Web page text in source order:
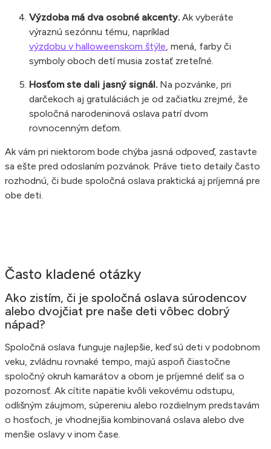
Výzdoba má dva osobné akcenty. Ak vyberáte
výraznú sezónnu tému, napríklad
výzdobu v halloweenskom štýle , mená, farby či
symboly oboch detí musia zostať zreteľné.
Hosťom ste dali jasný signál. Na pozvánke, pri
darčekoch aj gratuláciách je od začiatku zrejmé, že
spoločná narodeninová oslava patrí dvom
rovnocenným deťom.
Ak vám pri niektorom bode chýba jasná odpoveď, zastavte
sa ešte pred odoslaním pozvánok. Práve tieto detaily často
rozhodnú, či bude spoločná oslava praktická aj príjemná pre
obe deti.
Často kladené otázky
Ako zistím, či je spoločná oslava súrodencov
alebo dvojčiat pre naše deti vôbec dobrý
nápad?
Spoločná oslava funguje najlepšie, keď sú deti v podobnom
veku, zvládnu rovnaké tempo, majú aspoň čiastočne
spoločný okruh kamarátov a obom je príjemné deliť sa o
pozornosť. Ak cítite napätie kvôli vekovému odstupu,
odlišným záujmom, súpereniu alebo rozdielnym predstavám
o hosťoch, je vhodnejšia kombinovaná oslava alebo dve
menšie oslavy v inom čase.